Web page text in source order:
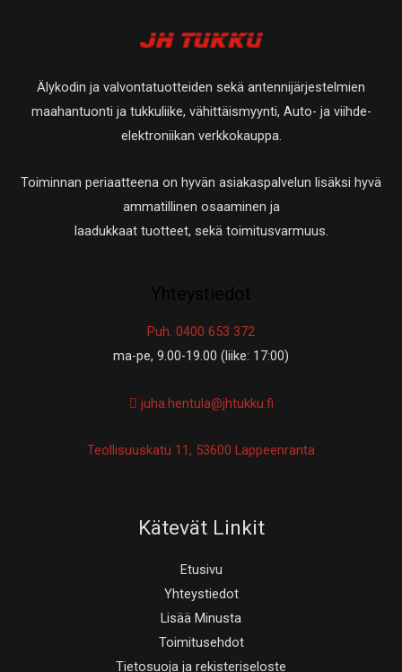
Älykodin ja valvontatuotteiden sekä antennijärjestelmien
maahantuonti ja tukkuliike, vähittäismyynti, Auto- ja viihde-
elektroniikan verkkokauppa.
Toiminnan periaatteena on hyvän asiakaspalvelun lisäksi hyvä
ammatillinen osaaminen ja
laadukkaat tuotteet, sekä toimitusvarmuus.
Puh. 0400 653 372
ma-pe, 9.00-19.00 (liike: 17:00)
juha.hentula@jhtukku.fi
Teollisuuskatu 11, 53600 Lappeenranta
Kätevät Linkit
Etusivu
Yhteystiedot
Lisää Minusta
Toimitusehdot
Tietosuoja ja rekisteriseloste